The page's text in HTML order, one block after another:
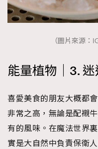
（圖片來源：
能量植物｜3.
喜愛美食的朋友大概都
非常之高，無論是配襯
有的風味。在魔法世界
實是大自然中負責保衛